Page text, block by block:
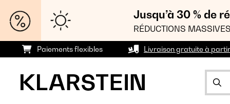
Jusqu’à 30 % de
RÉDUCTIONS
Paiements flexibles Livraison gratuite à